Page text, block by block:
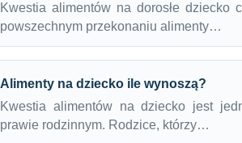
Kwestia alimentów na dorosłe
powszechnym przekonaniu alimenty…
Alimenty na dziecko ile wynoszą?
Kwestia alimentów na dziecko jest
prawie rodzinnym. Rodzice, którzy…